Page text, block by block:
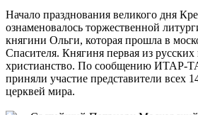
Начало празднования великого дня
ознаменовалось торжественной
княгини Ольги, которая прошла в
Спасителя. Княгиня первая из
христианство. По сообщению ИТАР-
приняли участие представители всех
церквей мира.